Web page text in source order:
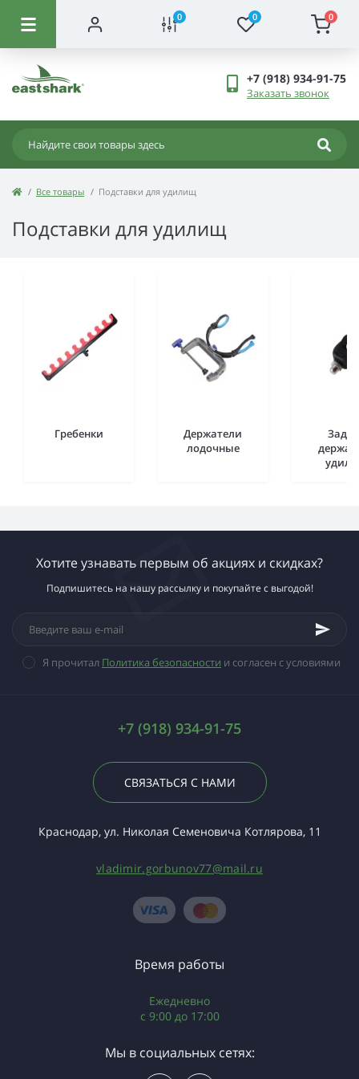
0 0 0
+7 (918) 934-91-75
Заказать звонок
Все товары Подставки для удилищ
Подставки для удилищ
Гребенки
Держатели
лодочные
Хотите узнавать первым об акциях и скидках?
Подпишитесь на нашу рассылку и покупайте с выгодой!
Я прочитал Политика безопасности и согласен с условиями
+7 (918) 934-91-75
СВЯЗАТЬСЯ С НАМИ
Краснодар, ул. Николая Семеновича Котлярова, 11
vladimir.gorbunov77@mail.ru
Время работы
Ежедневно
c 9:00 до 17:00
Мы в социальных сетях: